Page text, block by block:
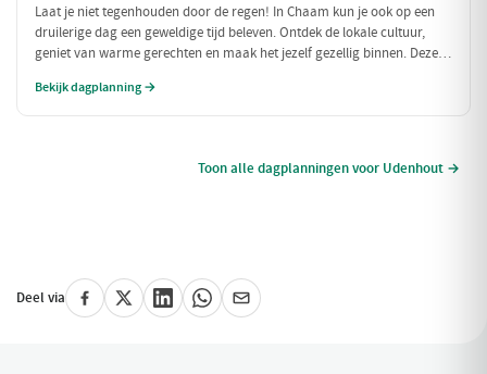
Laat je niet tegenhouden door de regen! In Chaam kun je ook op een
druilerige dag een geweldige tijd beleven. Ontdek de lokale cultuur,
geniet van warme gerechten en maak het jezelf gezellig binnen. Deze
wilt genieten van alles wat Chaam te bieden heeft.
Bekijk dagplanning →
Toon alle dagplanningen voor Udenhout →
Deel via